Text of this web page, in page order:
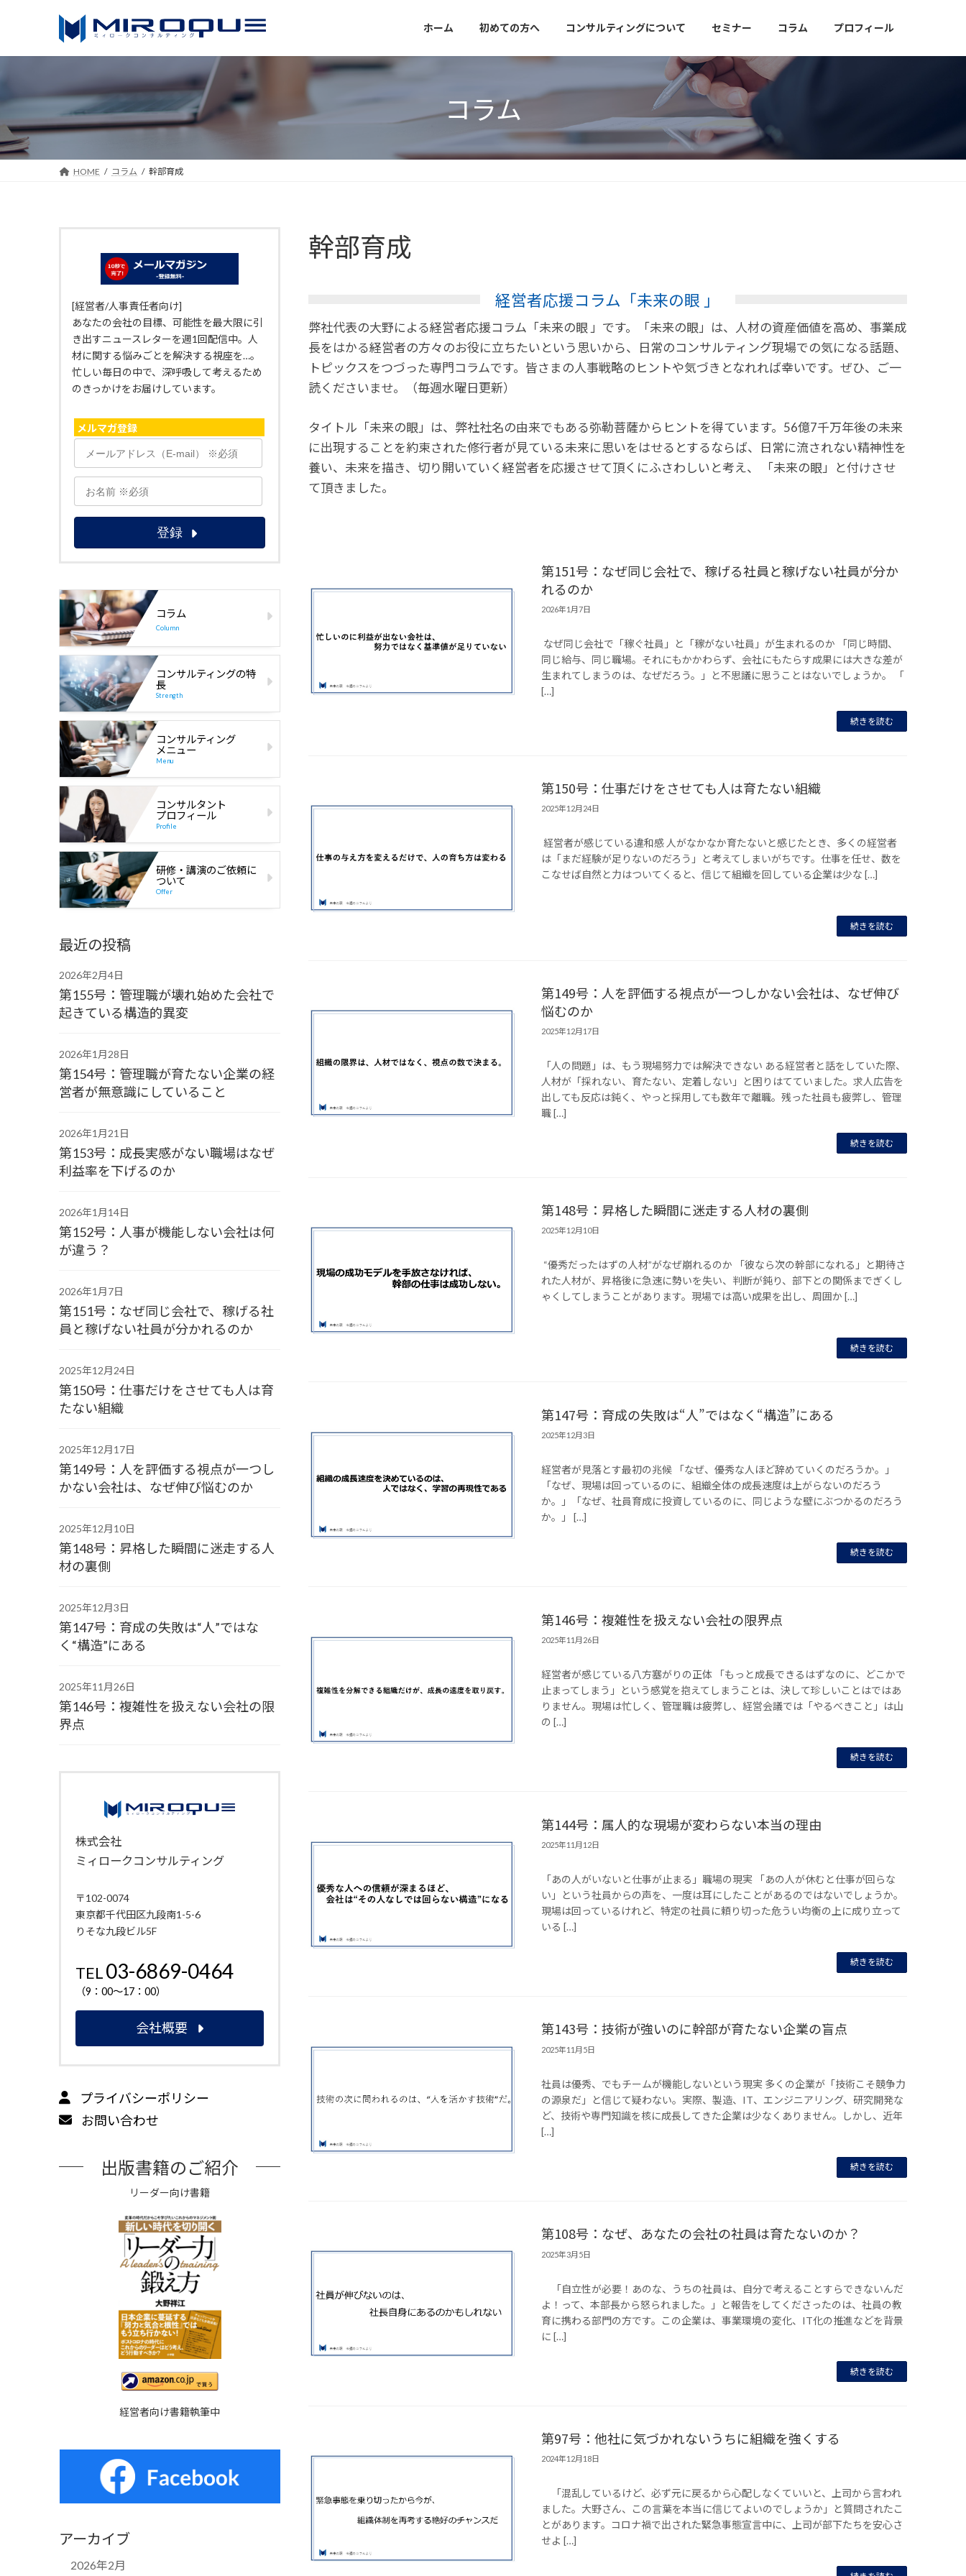
へ
ス
キ
ッ
ョ
ン
に
移
ホーム 初めての方へ コンサルティングについて セミナー コラム プロフィール
コラム
HOME コラム 幹部育成
幹部育成
経営者応援コラム「未来の眼 」
弊社代表の大野による経営者応援コラム「未来の眼 」です。「未来の眼」は、人材の資産価値を高め、事業成
長をはかる経営者の方々のお役に立ちたいという思いから、日常のコンサルティング現場での気になる話題、
トピックスをつづった専門コラムです。皆さまの人事戦略のヒントや気づきとなれれば幸いです。ぜひ、ご一
読くださいませ。（毎週水曜日更新）
タイトル「未来の眼」は、弊社社名の由来でもある弥勒菩薩からヒントを得ています。56億7千万年後の未来
に出現することを約束された修行者が見ている未来に思いをはせるとするならば、日常に流されない精神性を
養い、未来を描き、切り開いていく経営者を応援させて頂くにふさわしいと考え、 「未来の眼」と付けさせ
て頂きました。
第151号：なぜ同じ会社で、稼げる社員と稼げない社員が分か
れるのか
2026年1月7日
なぜ同じ会社で「稼ぐ社員」と「稼がない社員」が生まれるのか 「同じ時間、
同じ給与、同じ職場。それにもかかわらず、会社にもたらす成果には大きな差が
生まれてしまうのは、なぜだろう。」と不思議に思うことはないでしょうか。 「
[…]
続きを読む
第150号：仕事だけをさせても人は育たない組織
2025年12月24日
経営者が感じている違和感 人がなかなか育たないと感じたとき、多くの経営者
は「まだ経験が足りないのだろう」と考えてしまいがちです。仕事を任せ、数を
こなせば自然と力はついてくると、信じて組織を回している企業は少な […]
続きを読む
第149号：人を評価する視点が一つしかない会社は、なぜ伸び
悩むのか
2025年12月17日
「人の問題」は、もう現場努力では解決できない ある経営者と話をしていた際、
人材が「採れない、育たない、定着しない」と困りはてていました。求人広告を
出しても反応は鈍く、やっと採用しても数年で離職。残った社員も疲弊し、管理
職 […]
続きを読む
第148号：昇格した瞬間に迷走する人材の裏側
2025年12月10日
“優秀だったはずの人材”がなぜ崩れるのか 「彼なら次の幹部になれる」と期待さ
れた人材が、昇格後に急速に勢いを失い、判断が鈍り、部下との関係までぎくし
ゃくしてしまうことがあります。現場では高い成果を出し、周囲か […]
続きを読む
第147号：育成の失敗は“人”ではなく“構造”にある
2025年12月3日
経営者が見落とす最初の兆候 「なぜ、優秀な人ほど辞めていくのだろうか。」
「なぜ、現場は回っているのに、組織全体の成長速度は上がらないのだろう
か。」「なぜ、社員育成に投資しているのに、同じような壁にぶつかるのだろう
か。」 […]
続きを読む
第146号：複雑性を扱えない会社の限界点
2025年11月26日
経営者が感じている八方塞がりの正体 「もっと成長できるはずなのに、どこかで
止まってしまう」という感覚を抱えてしまうことは、決して珍しいことはではあ
りません。現場は忙しく、管理職は疲弊し、経営会議では「やるべきこと」は山
の […]
続きを読む
第144号：属人的な現場が変わらない本当の理由
2025年11月12日
「あの人がいないと仕事が止まる」職場の現実 「あの人が休むと仕事が回らな
い」という社員からの声を、一度は耳にしたことがあるのではないでしょうか。
現場は回っているけれど、特定の社員に頼り切った危うい均衡の上に成り立って
いる […]
続きを読む
第143号：技術が強いのに幹部が育たない企業の盲点
2025年11月5日
社員は優秀、でもチームが機能しないという現実 多くの企業が「技術こそ競争力
の源泉だ」と信じて疑わない。実際、製造、IT、エンジニアリング、研究開発な
ど、技術や専門知識を核に成長してきた企業は少なくありません。しかし、近年
[…]
続きを読む
第108号：なぜ、あなたの会社の社員は育たないのか？
2025年3月5日
「自立性が必要！あのな、うちの社員は、自分で考えることすらできないんだ
よ！って、本部長から怒られました。」と報告をしてくださったのは、社員の教
育に携わる部門の方です。この企業は、事業環境の変化、IT化の推進などを背景
に […]
続きを読む
第97号：他社に気づかれないうちに組織を強くする
2024年12月18日
「混乱しているけど、必ず元に戻るから心配しなくていいと、上司から言われ
ました。大野さん、この言葉を本当に信じてよいのでしょうか」と質問されたこ
とがあります。コロナ禍で出された緊急事態宣言中に、上司が部下たちを安心さ
せよ […]
[経営者/人事責任者向け]
あなたの会社の目標、可能性を最大限に引
き出すニュースレターを週1回配信中。人
材に関する悩みごとを解決する視座を…。
忙しい毎日の中で、深呼吸して考えるため
のきっかけをお届けしています。
メルマガ登録
コラム
Column
コンサルティングの特
長
Strength
コンサルティング
メニュー
Menu
コンサルタント
プロフィール
Profile
研修・講演のご依頼に
ついて
Offer
最近の投稿
2026年2月4日
第155号：管理職が壊れ始めた会社で
起きている構造的異変
2026年1月28日
第154号：管理職が育たない企業の経
営者が無意識にしていること
2026年1月21日
第153号：成長実感がない職場はなぜ
利益率を下げるのか
2026年1月14日
第152号：人事が機能しない会社は何
が違う？
2026年1月7日
第151号：なぜ同じ会社で、稼げる社
員と稼げない社員が分かれるのか
2025年12月24日
第150号：仕事だけをさせても人は育
たない組織
2025年12月17日
第149号：人を評価する視点が一つし
かない会社は、なぜ伸び悩むのか
2025年12月10日
第148号：昇格した瞬間に迷走する人
材の裏側
2025年12月3日
第147号：育成の失敗は“人”ではな
く“構造”にある
2025年11月26日
第146号：複雑性を扱えない会社の限
界点
株式会社
ミィロークコンサルティング
〒102-0074
東京都千代田区九段南1-5-6
りそな九段ビル5F
TEL03-6869-0464
（9：00～17：00）
会社概要
プライバシーポリシー
お問い合わせ
出版書籍のご紹介
リーダー向け書籍
経営者向け書籍執筆中
アーカイブ
2026年2月